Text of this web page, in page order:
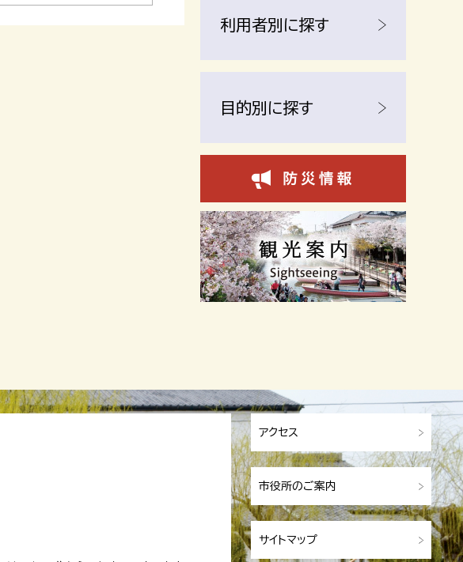
利用者別に探す
目的別に探す
アクセス
市役所のご案内
サイトマップ